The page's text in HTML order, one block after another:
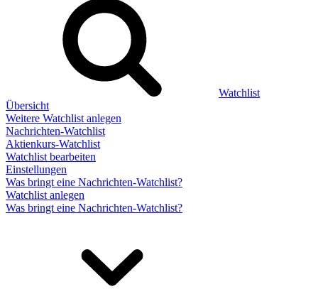
Watchlist
Übersicht
Weitere Watchlist anlegen
Nachrichten-Watchlist
Aktienkurs-Watchlist
Watchlist bearbeiten
Einstellungen
Was bringt eine Nachrichten-Watchlist?
Watchlist anlegen
Was bringt eine Nachrichten-Watchlist?